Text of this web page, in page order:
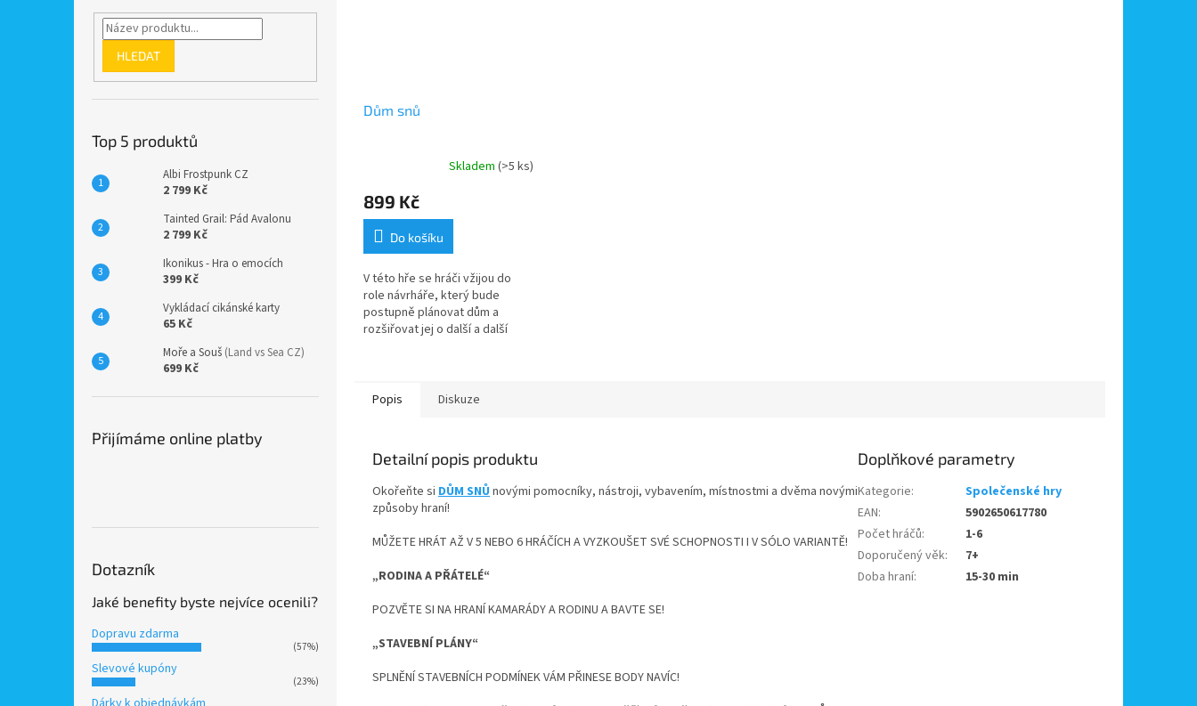
HLEDAT
Top 5 produktů
Albi Frostpunk CZ
2 799 Kč
Tainted Grail: Pád Avalonu
2 799 Kč
Ikonikus - Hra o emocích
399 Kč
Vykládací cikánské karty
65 Kč
Moře a Souš (Land vs Sea CZ)
699 Kč
Přijímáme online platby
Dotazník
Jaké benefity byste nejvíce ocenili?
Dopravu zdarma
(57%)
Slevové kupóny
(23%)
Dům snů
Skladem (>5 ks)
899 Kč
Do košíku
V této hře se hráči vžijou do
role návrháře, který bude
postupně plánovat dům a
rozšiřovat jej o další a další
Popis Diskuze
Detailní popis produktu
Okořeňte si DŮM SNŮnovými pomocníky, nástroji, vybavením, místnostmi a dvěma novými
způsoby hraní!
MŮŽETE HRÁT AŽ V 5 NEBO 6 HRÁČÍCH A VYZKOUŠET SVÉ SCHOPNOSTI I V SÓLO VARIANTĚ!
„RODINA A PŘÁTELÉ“
POZVĚTE SI NA HRANÍ KAMARÁDY A RODINU A BAVTE SE!
„STAVEBNÍ PLÁNY“
SPLNĚNÍ STAVEBNÍCH PODMÍNEK VÁM PŘINESE BODY NAVÍC!
Doplňkové parametry
Kategorie:
Společenské hry
EAN:
5902650617780
Počet hráčů:
1-6
Doporučený věk:
7+
Doba hraní: 15-30 min